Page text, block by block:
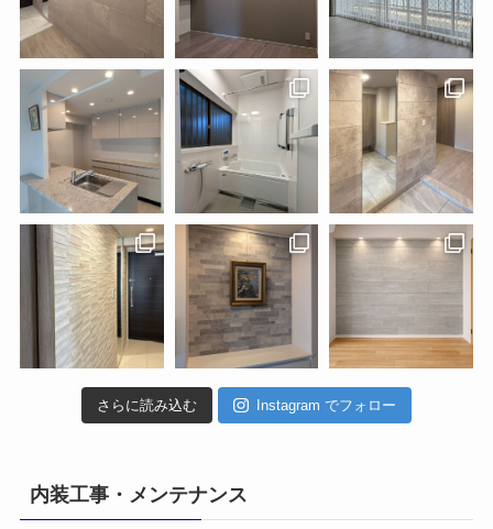
さらに読み込む Instagram でフォロー
内装工事・メンテナンス